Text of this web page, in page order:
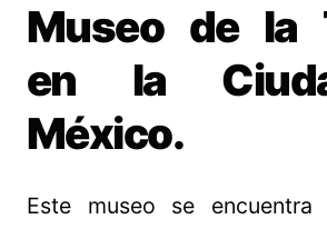
Museo de la
en la
México.
Este museo se